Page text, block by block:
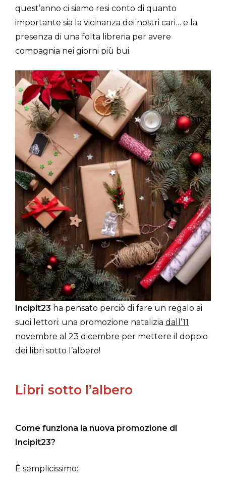
quest’anno ci siamo resi conto di quanto
importante sia la vicinanza dei nostri cari… e la
presenza di una folta libreria per avere
compagnia nei giorni più bui.
Incipit23 ha pensato perciò di fare un regalo ai
suoi lettori: una promozione natalizia dall’11
novembre al 23 dicembre per mettere il doppio
dei libri sotto l’albero!
Libri sotto l’albero
Come funziona la nuova promozione di
Incipit23?
È semplicissimo: